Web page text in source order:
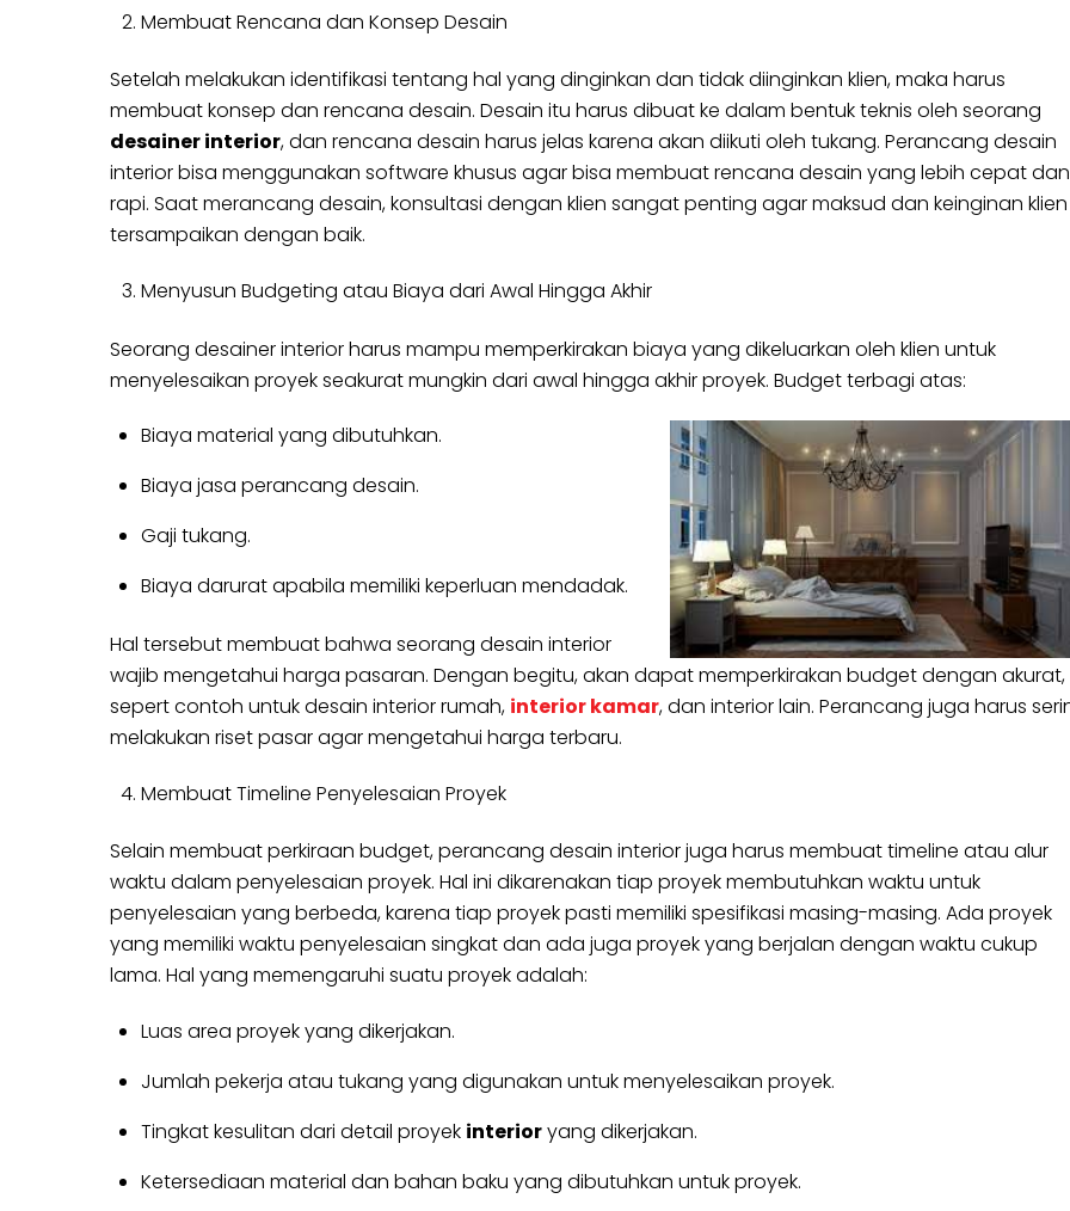
Membuat Rencana dan Konsep Desain
Setelah melakukan identifikasi tentang hal yang dinginkan dan tidak diinginkan klien, maka harus
membuat konsep dan rencana desain. Desain itu harus dibuat ke dalam bentuk teknis oleh seorang
desainer interior, dan rencana desain harus jelas karena akan diikuti oleh tukang. Perancang desain
interior bisa menggunakan software khusus agar bisa membuat rencana desain yang lebih cepat dan
rapi. Saat merancang desain, konsultasi dengan klien sangat penting agar maksud dan keinginan klien
tersampaikan dengan baik.
Menyusun Budgeting atau Biaya dari Awal Hingga Akhir
Seorang desainer interior harus mampu memperkirakan biaya yang dikeluarkan oleh klien untuk
menyelesaikan proyek seakurat mungkin dari awal hingga akhir proyek. Budget terbagi atas:
Biaya material yang dibutuhkan.
Biaya jasa perancang desain.
Gaji tukang.
Biaya darurat apabila memiliki keperluan mendadak.
Hal tersebut membuat bahwa seorang desain interior
wajib mengetahui harga pasaran. Dengan begitu, akan dapat memperkirakan budget dengan akurat,
sepert contoh untuk desain interior rumah, interior kamar, dan interior lain. Perancang juga harus
melakukan riset pasar agar mengetahui harga terbaru.
Membuat Timeline Penyelesaian Proyek
Selain membuat perkiraan budget, perancang desain interior juga harus membuat timeline atau alur
waktu dalam penyelesaian proyek. Hal ini dikarenakan tiap proyek membutuhkan waktu untuk
penyelesaian yang berbeda, karena tiap proyek pasti memiliki spesifikasi masing-masing. Ada proyek
yang memiliki waktu penyelesaian singkat dan ada juga proyek yang berjalan dengan waktu cukup
lama. Hal yang memengaruhi suatu proyek adalah:
Luas area proyek yang dikerjakan.
Jumlah pekerja atau tukang yang digunakan untuk menyelesaikan proyek.
Tingkat kesulitan dari detail proyek interioryang dikerjakan.
Ketersediaan material dan bahan baku yang dibutuhkan untuk proyek.